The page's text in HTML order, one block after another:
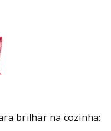
brilhar na cozinha: